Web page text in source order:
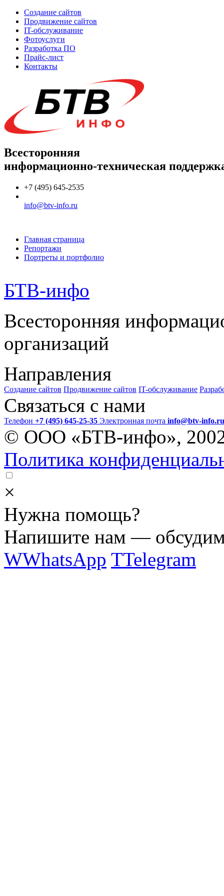
Создание сайтов
Продвижение сайтов
IT-обслуживание
Фотоуслуги
Разработка ПО
Прайс-лист
Контакты
Всесторонняя
информационно-техническая
+7 (495) 645-2535
info@btv-info.ru
Главная страница
Репортажи
Портреты и портфолио
БТВ-инфо
Всесторонняя
организаций
Направления
Создание сайтов Продвижение сайтов IT-обслуживание
Связаться с нами
Телефон +7 (495) 645-25-35 Электронная почта info@btv-info.ru
© ООО «БТВ-инфо»,
Политика
×
Нужна помощь?
Напишите нам —
WWhatsApp TTelegram